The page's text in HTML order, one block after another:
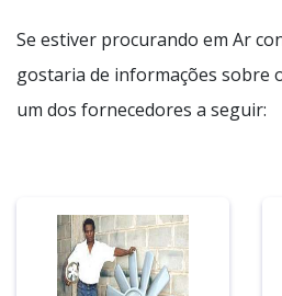
Se estiver procurando em Ar
gostaria de informações sobre
um dos fornecedores a seguir: